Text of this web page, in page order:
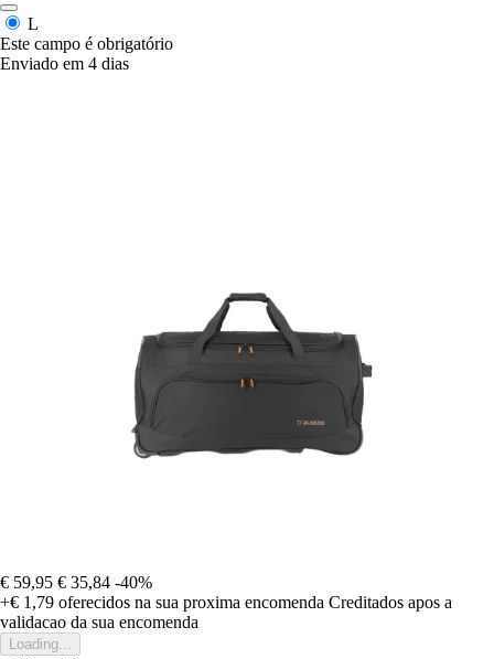
L
Este campo é obrigatório
Enviado em 4 dias
€ 59,95 € 35,84 -40%
+€ 1,79 oferecidos na sua proxima encomenda Creditados apos a
validacao da sua encomenda
Loading...